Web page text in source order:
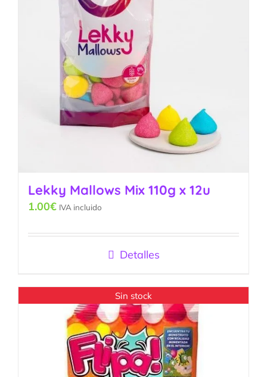
Lekky Mallows Mix 110g x 12u
1.00€ IVA incluido
Detalles
Sin stock